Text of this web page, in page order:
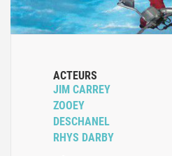
ACTEURS
JIM CARREY
ZOOEY
DESCHANEL
RHYS DARBY